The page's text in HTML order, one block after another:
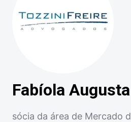
Fabíola
sócia da área de Mercado